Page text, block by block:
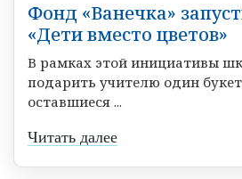
Фонд «Ванечка»
«Дети вместо цветов»
В рамках этой инициативы
подарить учителю один букет
оставшиеся ...
Читать далее